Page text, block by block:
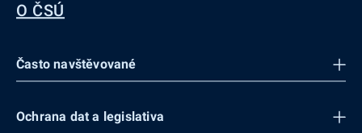
O ČSÚ
Často navštěvované
Ochrana dat a legislativa